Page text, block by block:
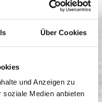
Über Cookies
und Anzeigen zu
soziale Medien anbieten